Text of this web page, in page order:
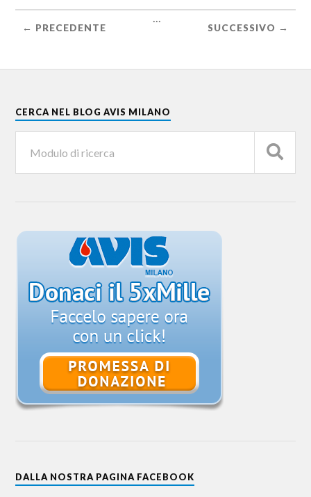
← PRECEDENTE
...
SUCCESSIVO →
CERCA NEL BLOG AVIS MILANO
DALLA NOSTRA PAGINA FACEBOOK